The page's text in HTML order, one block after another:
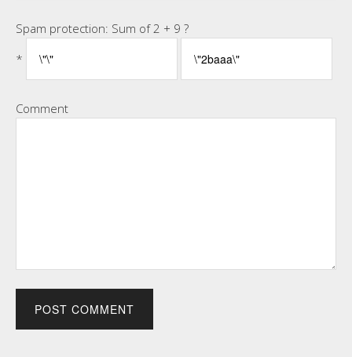
Spam protection: Sum of 2 + 9 ?
*
Comment